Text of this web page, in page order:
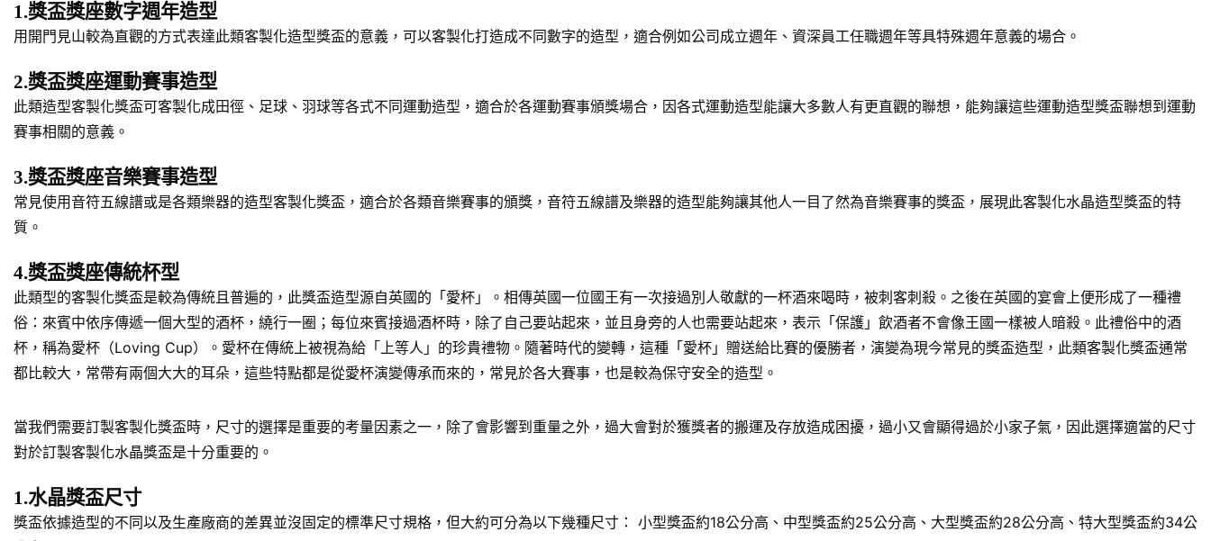
1.獎盃獎座數字週年造型
用開門見山較為直觀的方式表達此類客製化造型獎盃的意義，可以客製化打造成不同數字的造型，適合例如公司成立週年、資深員工任職週年等具特殊週年意義的場合。
2.獎盃獎座運動賽事造型
此類造型客製化獎盃可客製化成田徑、足球、羽球等各式不同運動造型，適合於各運動賽事頒獎場合，因各式運動造型能讓大多數人有更直觀的聯想，能夠讓這些運動造型獎盃聯想到運動
賽事相關的意義。
3.獎盃獎座音樂賽事造型
常見使用音符五線譜或是各類樂器的造型客製化獎盃，適合於各類音樂賽事的頒獎，音符五線譜及樂器的造型能夠讓其他人一目了然為音樂賽事的獎盃，展現此客製化水晶造型獎盃的特
質。
4.獎盃獎座傳統杯型
此類型的客製化獎盃是較為傳統且普遍的，此獎盃造型源自英國的「愛杯」。相傳英國一位國王有一次接過別人敬獻的一杯酒來喝時，被刺客刺殺。之後在英國的宴會上便形成了一種禮
俗：來賓中依序傳遞一個大型的酒杯，繞行一圈；每位來賓接過酒杯時，除了自己要站起來，並且身旁的人也需要站起來，表示「保護」飲酒者不會像王國一樣被人暗殺。此禮俗中的酒
杯，稱為愛杯（Loving Cup）。愛杯在傳統上被視為給「上等人」的珍貴禮物。隨著時代的變轉，這種「愛杯」贈送給比賽的優勝者，演變為現今常見的獎盃造型，此類客製化獎盃通常
都比較大，常帶有兩個大大的耳朵，這些特點都是從愛杯演變傳承而來的，常見於各大賽事，也是較為保守安全的造型。
當我們需要訂製客製化獎盃時，尺寸的選擇是重要的考量因素之一，除了會影響到重量之外，過大會對於獲獎者的搬運及存放造成困擾，過小又會顯得過於小家子氣，因此選擇適當的尺寸
對於訂製客製化水晶獎盃是十分重要的。
1.水晶獎盃尺寸
獎盃依據造型的不同以及生產廠商的差異並沒固定的標準尺寸規格，但大約可分為以下幾種尺寸： 小型獎盃約18公分高、中型獎盃約25公分高、大型獎盃約28公分高、特大型獎盃約34公